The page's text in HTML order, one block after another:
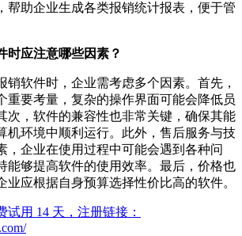
帮助企业生成各类报销统计报表，便于管
时应注意哪些因素？
销软件时，企业需考虑多个因素。首先，
重要考量，复杂的操作界面可能会降低员
次，软件的兼容性也非常关键，确保其能
机环境中顺利运行。此外，售后服务与技
，企业在使用过程中可能会遇到各种问
能够提高软件的使用效率。最后，价格也
业应根据自身预算选择性价比高的软件。
试用 14 天，注册链接：